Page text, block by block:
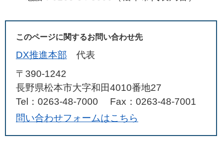
このページに関するお問い合わせ先
DX推進本部
代表
〒390-1242
長野県松本市大字和田4010番地27
Tel：0263-48-7000
Fax：0263-48-7001
問い合わせフォームはこちら